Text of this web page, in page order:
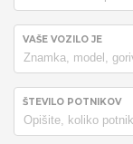
VAŠE VOZILO JE
ŠTEVILO POTNIKOV